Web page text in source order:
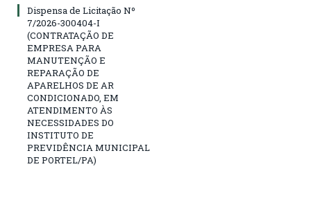
Dispensa de Licitação Nº
7/2026-300404-I
(CONTRATAÇÃO DE
EMPRESA PARA
MANUTENÇÃO E
REPARAÇÃO DE
APARELHOS DE AR
CONDICIONADO, EM
ATENDIMENTO ÀS
NECESSIDADES DO
INSTITUTO DE
PREVIDÊNCIA MUNICIPAL
DE PORTEL/PA)